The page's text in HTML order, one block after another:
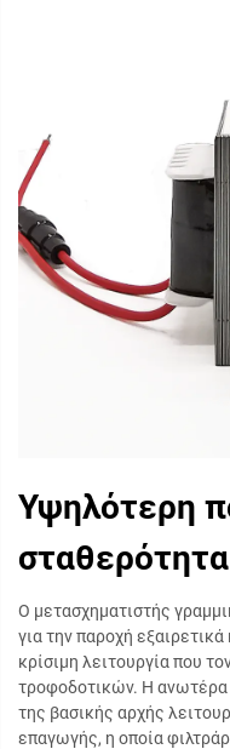
Υψηλότερη
σταθερότητα
Ο μετασχηματιστής
για την παροχή
κρίσιμη λειτουργία που
τροφοδοτικών. Η ανωτέρα
της βασικής αρχής
επαγωγής, η οποία